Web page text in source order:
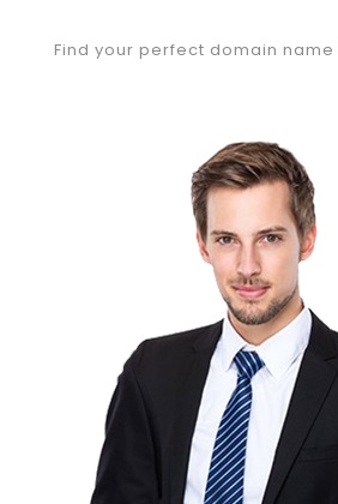
Find your perfect domain